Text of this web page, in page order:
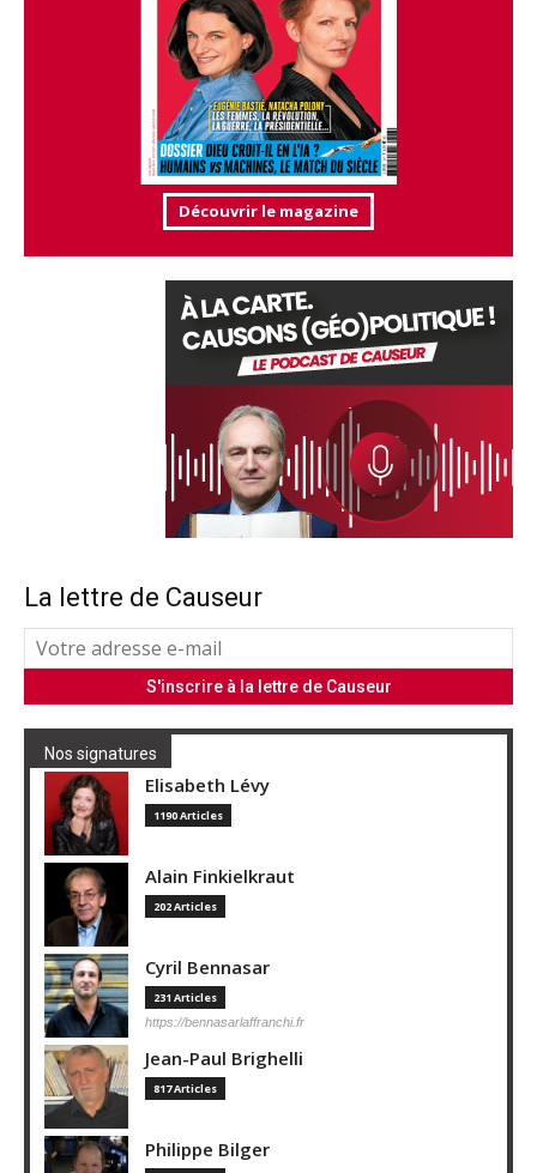
Découvrir le magazine
La lettre de Causeur
Nos signatures
Elisabeth Lévy
1190 Articles
Alain Finkielkraut
202 Articles
Cyril Bennasar
231 Articles
https://bennasarlaffranchi.fr
Jean-Paul Brighelli
817 Articles
Philippe Bilger